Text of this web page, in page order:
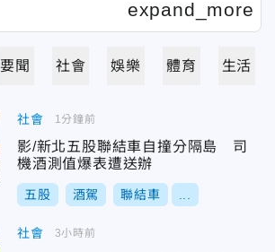
要聞 社會 娛樂 體育 生活
社會
影/新北五股聯結車自撞分隔島 司
機酒測值爆表遭送辦
五股 酒駕 聯結車
1分鐘前
社會 3小時前